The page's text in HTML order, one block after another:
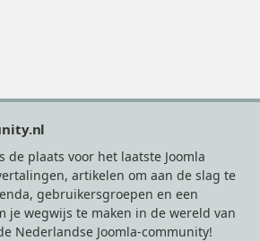
de plaats voor het laatste Joomla
artikelen om aan de slag te
gebruikersgroepen en een
je wegwijs te maken in de wereld van
Nederlandse Joomla-community!